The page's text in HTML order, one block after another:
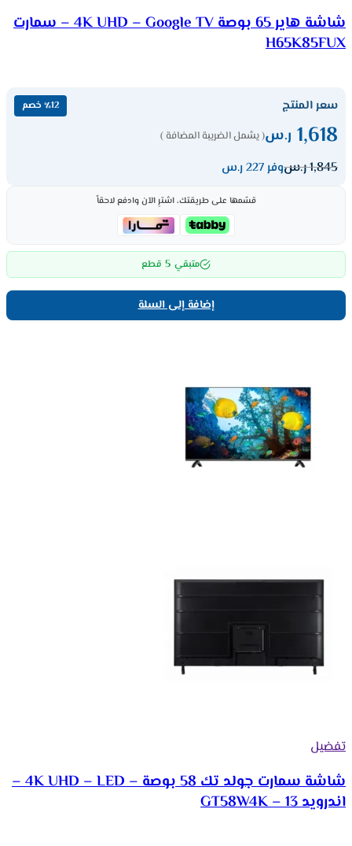
شاشة هاير 65 بوصة 4K UHD – Google TV – سمارت
H65K85FUX
سعر المنتج ٪12 خصم
1,618 ر.س( يشمل الضريبة المضافة )
1,845ر.سوفر 227 ر.س
قسّمها على طريقتك، اشترِ الآن وادفع لاحقاً
متبقي 5 قطع
إضافة إلى السلة
تفضيل
شاشة سمارت جولد تك 58 بوصة – 4K UHD – LED –
اندرويد 13 – GT58W4K